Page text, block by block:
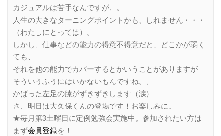
カジュアルは苦手なんですが。。
人生の大きなターニングポイントかも、しれません・・・
（わたしにとっては）。
しかし、仕事などの能力の得意不得意だと、どこかが弱く
ても、
それを他の能力でカバーするとかいうことがありますが
そういうふうにはいかないもんですね。。
かばった左足の膝がずきずきします（涙）
さ、明日は大久保くんの登場です！お楽しみに。
★毎月第3土曜日に定例勉強会実施中。参加されたい方は
まず会員登録を！